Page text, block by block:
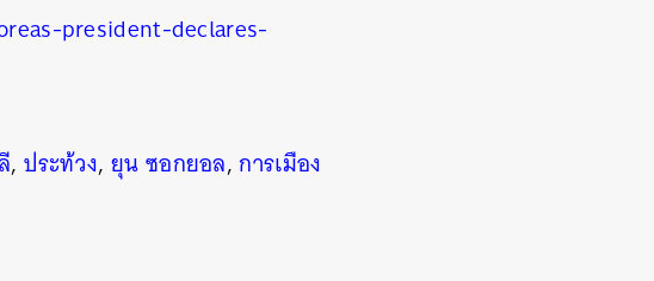
president-declares-
, ประท้วง, ยุน ซอกยอล,การเมือง